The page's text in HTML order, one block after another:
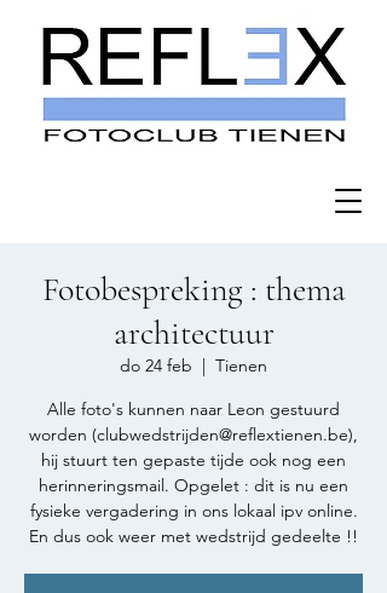
Fotobespreking : thema
architectuur
do 24 feb
  |
Tienen
Alle foto's kunnen naar Leon gestuurd
worden (clubwedstrijden@reflextienen.be),
hij stuurt ten gepaste tijde ook nog een
herinneringsmail. Opgelet : dit is nu een
fysieke vergadering in ons lokaal ipv online.
En dus ook weer met wedstrijd gedeelte !!